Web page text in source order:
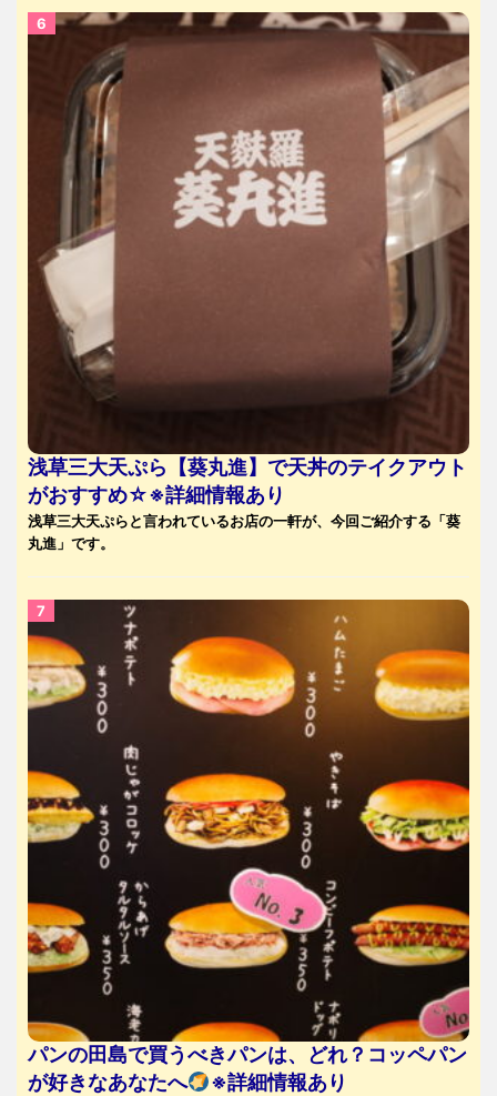
浅草三大天ぷら【葵丸進】で天丼のテイクアウト
がおすすめ☆※詳細情報あり
浅草三大天ぷらと言われているお店の一軒が、今回ご紹介する「葵
丸進」です。
パンの田島で買うべきパンは、どれ？コッペパン
が好きなあなたへ
※詳細情報あり